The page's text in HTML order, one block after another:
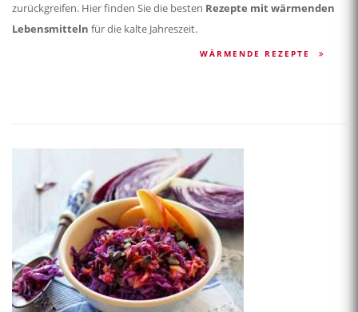
zurückgreifen. Hier finden Sie die besten Rezepte mit wärmenden
Lebensmitteln für die kalte Jahreszeit.
WÄRMENDE REZEPTE